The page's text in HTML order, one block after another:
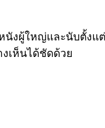
งผู้ใหญ่และนับตั้งแ
เห็นได้ชัดด้วย